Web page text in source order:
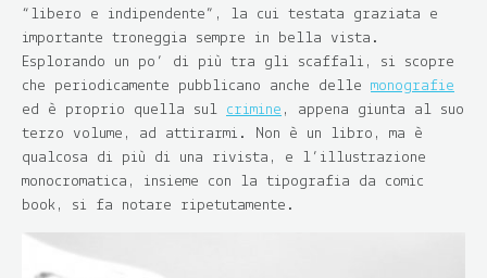
“libero e indipendente”, la cui testata graziata e
importante troneggia sempre in bella vista.
Esplorando un po’ di più tra gli scaffali, si scopre
che periodicamente pubblicano anche delle monografie
ed è proprio quella sul crimine , appena giunta al suo
terzo volume, ad attirarmi. Non è un libro, ma è
qualcosa di più di una rivista, e l’illustrazione
monocromatica, insieme con la tipografia da comic
book, si fa notare ripetutamente.